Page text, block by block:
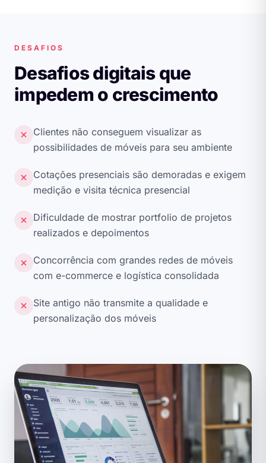
DESAFIOS
Desafios digitais que
impedem o crescimento
Clientes não conseguem visualizar as
possibilidades de móveis para seu ambiente
Cotações presenciais são demoradas e exigem
medição e visita técnica presencial
Dificuldade de mostrar portfolio de projetos
realizados e depoimentos
Concorrência com grandes redes de móveis
com e-commerce e logística consolidada
Site antigo não transmite a qualidade e
personalização dos móveis